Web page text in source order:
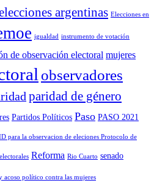
argentinas Elecciones en
igualdad instrumento de votación
de observación electoral mujeres
observadores
paridad de género
Partidos Políticos Paso PASO 2021
para la observacion de eleciones Protocolo de
Reforma Rio Cuarto senado
acoso político contra las mujeres